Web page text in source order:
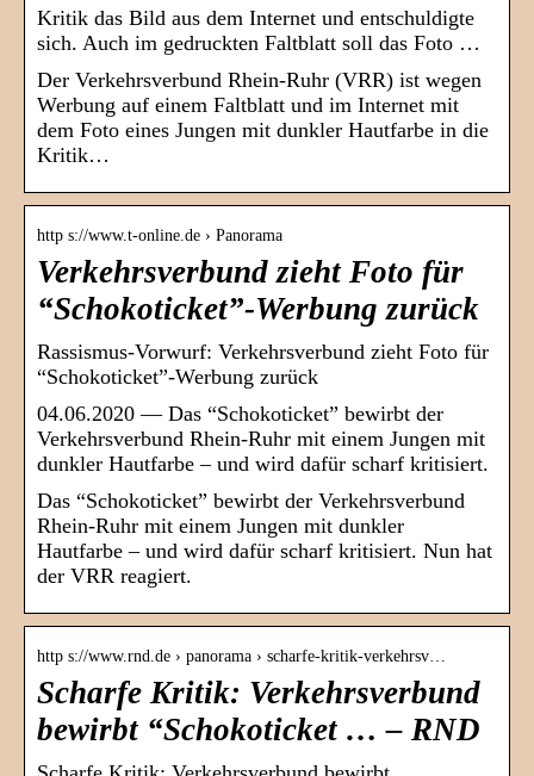
Kritik das Bild aus dem Internet und entschuldigte
sich. Auch im gedruckten Faltblatt soll das Foto …
Der Verkehrsverbund Rhein-Ruhr (VRR) ist wegen
Werbung auf einem Faltblatt und im Internet mit
dem Foto eines Jungen mit dunkler Hautfarbe in die
Kritik…
http s://www.t-online.de › Panorama
Verkehrsverbund zieht Foto für
“Schokoticket”-Werbung zurück
Rassismus-Vorwurf: Verkehrsverbund zieht Foto für
“Schokoticket”-Werbung zurück
04.06.2020 — Das “Schokoticket” bewirbt der
Verkehrsverbund Rhein-Ruhr mit einem Jungen mit
dunkler Hautfarbe – und wird dafür scharf kritisiert.
Das “Schokoticket” bewirbt der Verkehrsverbund
Rhein-Ruhr mit einem Jungen mit dunkler
Hautfarbe – und wird dafür scharf kritisiert. Nun hat
der VRR reagiert.
http s://www.rnd.de › panorama › scharfe-kritik-verkehrsv…
Scharfe Kritik: Verkehrsverbund
bewirbt “Schokoticket … – RND